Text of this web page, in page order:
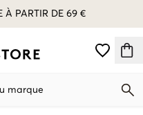
À PARTIR DE 69 €
marque